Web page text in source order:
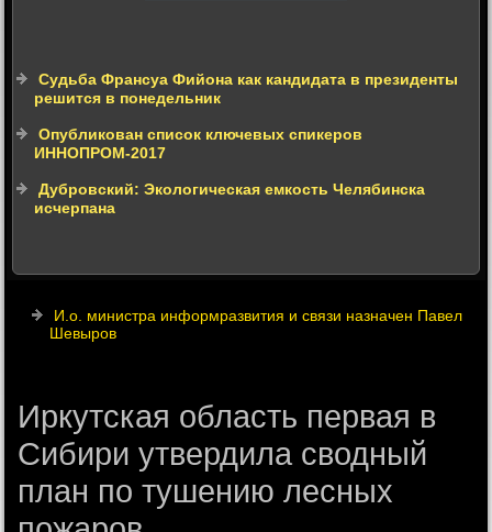
Судьба Франсуа Фийона как кандидата в президенты
решится в понедельник
Опубликован список ключевых спикеров
ИННОПРОМ-2017
Дубровский: Экологическая емкость Челябинска
исчерпана
И.о. министра информразвития и связи назначен Павел
Шевыров
Иркутская область первая в
Сибири утвердила сводный
план по тушению лесных